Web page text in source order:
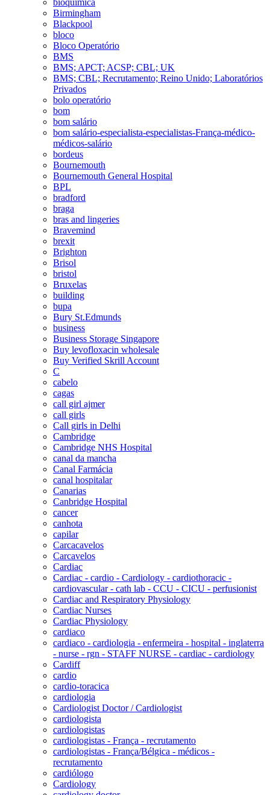
Birmingham
Blackpool
bloco
Bloco Operatório
BMS
BMS; APCT; ACSP; CBL; UK
BMS; CBL; Recrutamento; Reino Unido; Laboratórios
Privados
bolo operatório
bom
bom salário
bom salário-especialista-especialistas-França-médico-
médicos-salário
bordeus
Bournemouth
Bournemouth General Hospital
BPL
bradford
braga
bras and lingeries
Bravemind
brexit
Brighton
Brisol
bristol
Bruxelas
building
bupa
Bury St.Edmunds
business
Business Storage Singapore
Buy levofloxacin wholesale
Buy Verified Skrill Account
C
cabelo
cagas
call girl ajmer
call girls
Call girls in Delhi
Cambridge
Cambridge NHS Hospital
canal da mancha
Canal Farmácia
canal hospitalar
Canarias
Canbridge Hospital
cancer
canhota
capilar
Carcacavelos
Carcavelos
Cardiac
Cardiac - cardio - Cardiology - cardiothoracic -
cardiovascular - cath lab - CCU - CICU - perfusionist
Cardiac and Respiratory Physiology
Cardiac Nurses
Cardiac Physiology
cardiaco
cardiaco - cardiologia - enfermeira - hospital - inglaterra
- nurse - rgn - STAFF NURSE - cardiac - cardiology
Cardiff
cardio
cardio-toracica
cardiologia
Cardiologist Doctor / Cardiologist
cardiologista
cardiologistas
cardiologistas - França - recrutamento
cardiologistas - França/Bélgica - médicos -
recrutamento
cardiólogo
Cardiology